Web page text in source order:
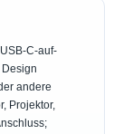
C-auf-
andere
Projektor,